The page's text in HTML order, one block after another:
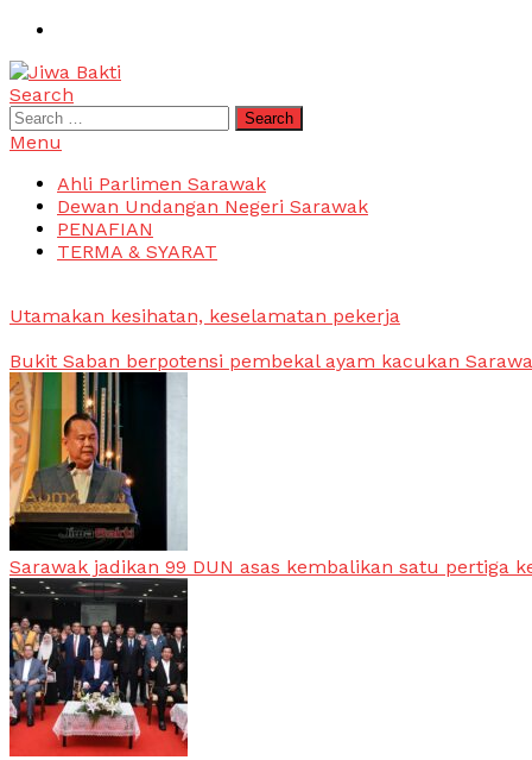
Skip
Content
Jiwa Bakti
Suara PBB Sarawak
Search
Search
for:
Menu
Ahli Parlimen Sarawak
Dewan Undangan Negeri Sarawak
PENAFIAN
TERMA & SYARAT
Utamakan kesihatan, keselamatan pekerja
Bukit Saban berpotensi pembekal ayam kacukan
Sarawak jadikan 99 DUN asas kembalikan satu pertiga